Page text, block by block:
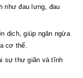
như đau lưng, đau
dịch, giúp ngăn ngừa
cơ thể.
sự thư giãn và tĩnh